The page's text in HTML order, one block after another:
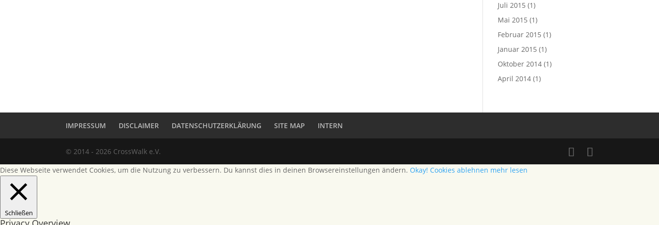
Juli 2015 (1)
Mai 2015 (1)
Februar 2015 (1)
Januar 2015 (1)
Oktober 2014 (1)
April 2014 (1)
IMPRESSUM DISCLAIMER DATENSCHUTZERKLÄRUNG SITE MAP INTERN
© 2014 - 2026 CrossWalk e.V.
Diese Webseite verwendet Cookies, um die Nutzung zu verbessern. Du kannst dies in deinen Browsereinstellungen ändern. Okay! Cookies ablehnen mehr lesen
Schließen